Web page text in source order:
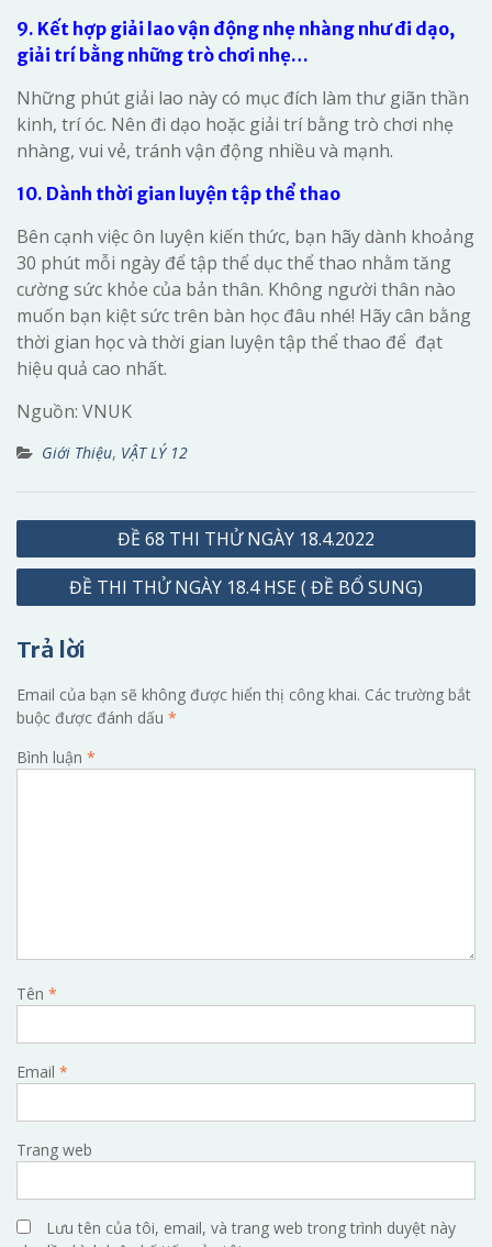
9. Kết hợp giải lao vận động nhẹ nhàng như đi dạo,
giải trí bằng những trò chơi nhẹ…
Những phút giải lao này có mục đích làm thư giãn thần
kinh, trí óc. Nên đi dạo hoặc giải trí bằng trò chơi nhẹ
nhàng, vui vẻ, tránh vận động nhiều và mạnh.
10. Dành thời gian luyện tập thể thao
Bên cạnh việc ôn luyện kiến thức, bạn hãy dành khoảng
30 phút mỗi ngày để tập thể dục thể thao nhằm tăng
cường sức khỏe của bản thân. Không người thân nào
muốn bạn kiệt sức trên bàn học đâu nhé! Hãy cân bằng
thời gian học và thời gian luyện tập thể thao để đạt
hiệu quả cao nhất.
Nguồn: VNUK
Giới Thiệu, VẬT LÝ 12
Điều
hướng
ĐỀ 68 THI THỬ NGÀY 18.4.2022
ĐỀ THI THỬ NGÀY 18.4 HSE ( ĐỀ BỔ SUNG)
Trả lời
Email của bạn sẽ không được hiển thị công khai. Các trường bắt
buộc được đánh dấu *
Bình luận *
Tên *
Email *
Trang web
Lưu tên của tôi, email, và trang web trong trình duyệt này